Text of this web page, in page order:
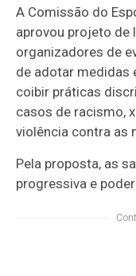
A Comissão do
aprovou projeto de
organizadores de
de adotar medidas
coibir práticas
casos de racismo,
violência contra as
Pela proposta, as
progressiva e